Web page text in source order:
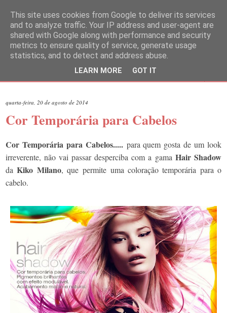
quarta-feira, 20 de agosto de 2014
Cor Temporária para Cabelos
Cor Temporária para Cabelos.....para quem gosta de um look
irreverente, não vai passar desperciba com a gama Hair Shadow
da Kiko Milano, que permite uma coloração temporária para o
cabelo.
This site uses cookies from Google to deliver its services
and to analyze traffic. Your IP address and user-agent are
shared with Google along with performance and security
metrics to ensure quality of service, generate usage
statistics, and to detect and address abuse.
LEARN MORE GOT IT